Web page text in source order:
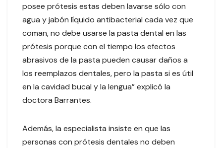
posee prótesis estas deben lavarse sólo con
agua y jabón líquido antibacterial cada vez que
coman, no debe usarse la pasta dental en las
prótesis porque con el tiempo los efectos
abrasivos de la pasta pueden causar daños a
los reemplazos dentales, pero la pasta si es útil
en la cavidad bucal y la lengua” explicó la
doctora Barrantes.
Además, la especialista insiste en que las
personas con prótesis dentales no deben